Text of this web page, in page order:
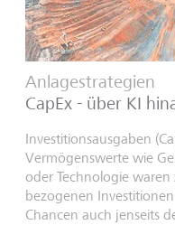
Anlagestrategien
CapEx - über KI
Investitionsausgaben
Vermögenswerte wie
oder Technologie
bezogenen
Chancen auch jenseits